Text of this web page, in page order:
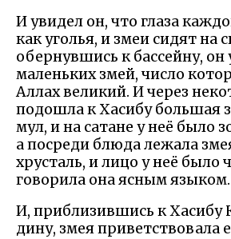
И увидел он, что глаза
как уголья, и змеи сидят на
обернувшись к бассейну, он
маленьких змей, число
Аллах великий. И через
подошла к Хасибу большая
мул, и на сатане у неё было
а посреди блюда лежала
хрусталь, и лицо у неё было
говорила она ясным языком.
И, приблизившись к
дину, змея приветствовала